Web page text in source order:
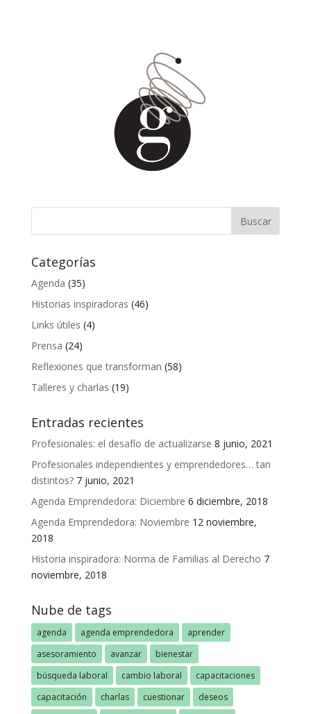
Categorías
Agenda (35)
Historias inspiradoras (46)
Links útiles (4)
Prensa (24)
Reflexiones que transforman (58)
Talleres y charlas (19)
Entradas recientes
Profesionales: el desafío de actualizarse 8 junio, 2021
Profesionales independientes y emprendedores… tan
distintos? 7 junio, 2021
Agenda Emprendedora: Diciembre 6 diciembre, 2018
Agenda Emprendedora: Noviembre 12 noviembre,
2018
Historia inspiradora: Norma de Familias al Derecho 7
noviembre, 2018
Nube de tags
agenda agenda emprendedora
aprender
asesoramiento
avanzar
bienestar
búsqueda laboral
cambio laboral
capacitaciones
capacitación
charlas cuestionar
deseos